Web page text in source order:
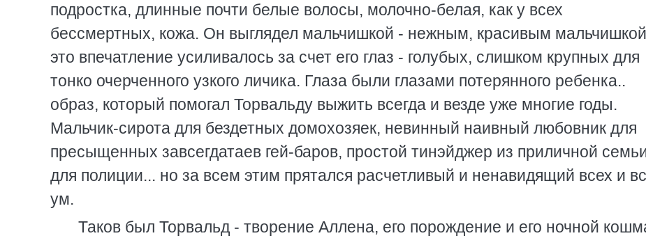
подростка, длинные почти белые волосы, молочно-белая, как у всех
бессмертных, кожа. Он выглядел мальчишкой - нежным, красивым
это впечатление усиливалось за счет его глаз - голубых, слишком крупных для
тонко очерченного узкого личика. Глаза были глазами потерянного ребенка..
образ, который помогал Торвальду выжить всегда и везде уже многие годы.
Мальчик-сирота для бездетных домохозяек, невинный наивный любовник для
пресыщенных завсегдатаев гей-баров, простой тинэйджер из приличной
для полиции... но за всем этим прятался расчетливый и ненавидящий всех и
ум.
Таков был Торвальд - творение Аллена, его порождение и его ночной